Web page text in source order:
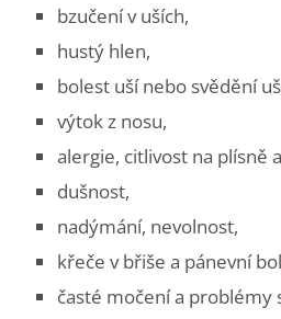
bzučení v uších,
hustý hlen,
bolest uší nebo svědění
výtok z nosu,
alergie, citlivost na plísně
dušnost,
nadýmání, nevolnost,
křeče v břiše a pánevní
časté močení a problémy